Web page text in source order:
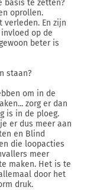
basis te zetten?
oprollen.
verleden. En zijn
op de
beter is
staan?
om in de
zorg er dan
is in de ploeg.
er dus meer aan
en Blind
die loopacties
meer
maken. Het is te
door het
druk.